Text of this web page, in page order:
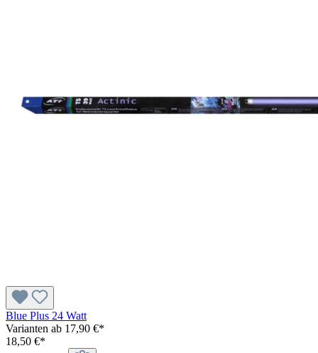
Blue Plus 24 Watt
Varianten ab 17,90 €*
18,50 €*